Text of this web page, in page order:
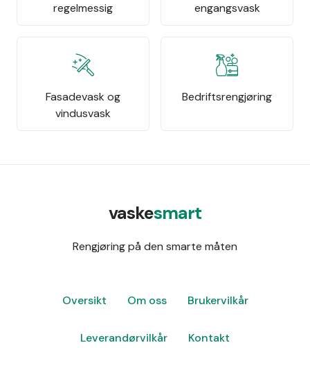
regelmessig
engangsvask
Fasadevask og
vindusvask
Bedriftsrengjøring
vaskesmart
Rengjøring på den smarte måten
Oversikt Om oss Brukervilkår
Leverandørvilkår Kontakt